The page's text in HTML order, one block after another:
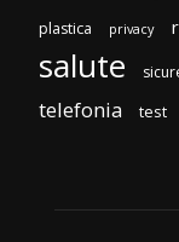
plastica privacy
salute
telefonia test